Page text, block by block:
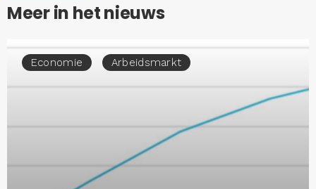
Meer in het nieuws
Economie Arbeidsmarkt